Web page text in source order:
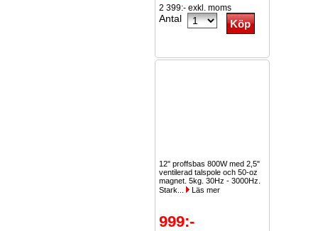
2 399:- exkl. moms
Antal
12" proffsbas 800W med 2,5"
ventilerad talspole och 50-oz
magnet. 5kg. 30Hz - 3000Hz.
Stark...
Läs mer
999:-